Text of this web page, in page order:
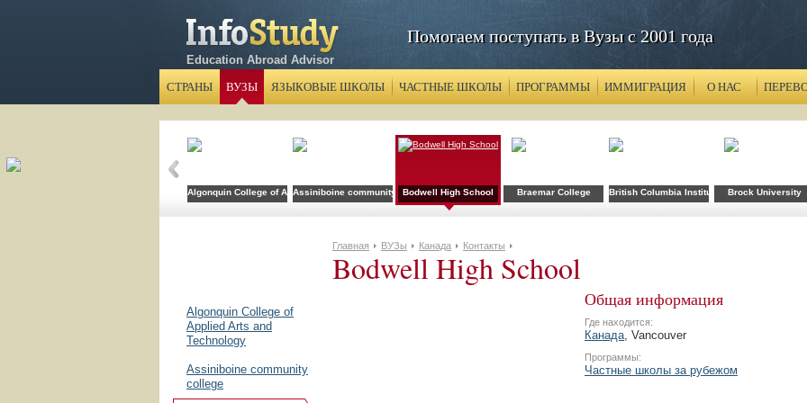
Education Abroad Advisor
Помогаем поступать в Вузы с 2001 года
СТРАНЫ ВУЗЫ ЯЗЫКОВЫЕ ШКОЛЫ ЧАСТНЫЕ ШКОЛЫ ПРОГРАММЫ ИММИГРАЦИЯ О НАС
Algonquin College of Applied Arts and Technology
Assiniboine community collegeBodwell High School Braemar College British Columbia Institute of Technology
Brock University
Algonquin College of
Applied Arts and
Technology
Assiniboine community
college
Главная ВУЗы Канада Контакты
Bodwell High School
Общая информация
Где находится:
Канада, Vancouver
Программы:
Частные школы за рубежом